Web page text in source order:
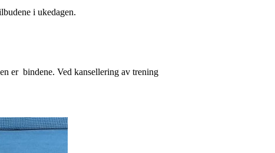
i ukedagen.
er bindene. Ved kansellering av trening